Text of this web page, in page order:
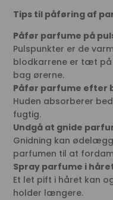
Tips til påføring af
Påfør parfume på
Pulspunkter er de
blodkarrene er tæt på
bag ørerne.
Påfør parfume efter
Huden absorberer
fugtig.
Undgå at gnide
Gnidning kan
parfumen til at
Spray parfume i
Et let pift i håret kan
holder længere.